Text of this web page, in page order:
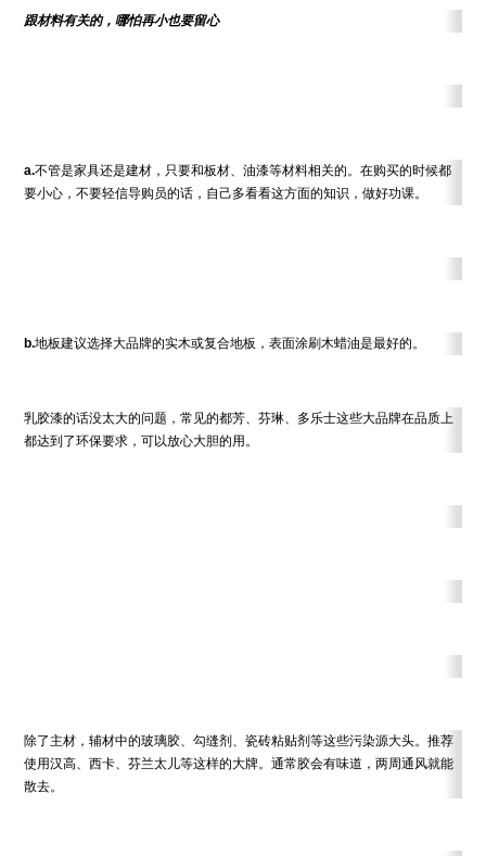
跟材料有关的，哪怕再小也要留心
a.不管是家具还是建材，只要和板材、油漆等材料相关的。在购买的时候都
要小心，不要轻信导购员的话，自己多看看这方面的知识，做好功课。
b.地板建议选择大品牌的实木或复合地板，表面涂刷木蜡油是最好的。
乳胶漆的话没太大的问题，常见的都芳、芬琳、多乐士这些大品牌在品质上
都达到了环保要求，可以放心大胆的用。
除了主材，辅材中的玻璃胶、勾缝剂、瓷砖粘贴剂等这些污染源大头。推荐
使用汉高、西卡、芬兰太儿等这样的大牌。通常胶会有味道，两周通风就能
散去。